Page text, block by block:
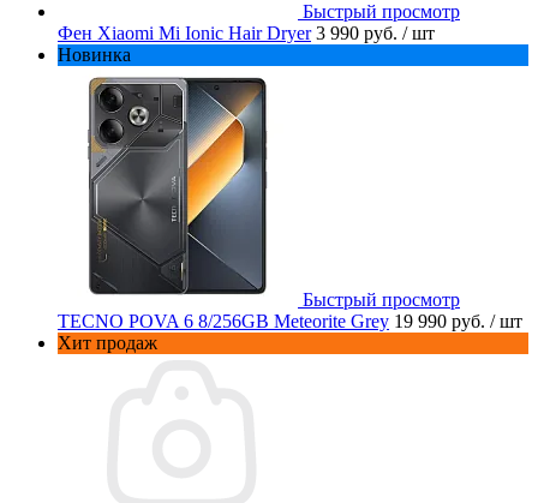
Быстрый просмотр
Фен Xiaomi Mi Ionic Hair Dryer 3 990 руб. / шт
Новинка
Быстрый просмотр
TECNO POVA 6 8/256GB Meteorite Grey 19 990 руб. / шт
Хит продаж